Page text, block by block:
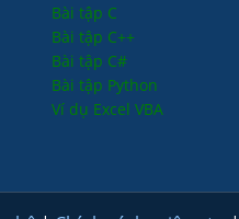
Bài tập C
Bài tập C++
Bài tập C#
Bài tập Python
Ví dụ Excel VBA